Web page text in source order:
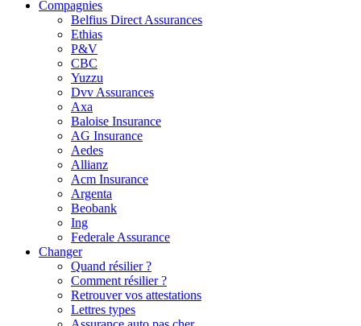
Compagnies
Belfius Direct Assurances
Ethias
P&V
CBC
Yuzzu
Dvv Assurances
Axa
Baloise Insurance
AG Insurance
Aedes
Allianz
Acm Insurance
Argenta
Beobank
Ing
Federale Assurance
Changer
Quand résilier ?
Comment résilier ?
Retrouver vos attestations
Lettres types